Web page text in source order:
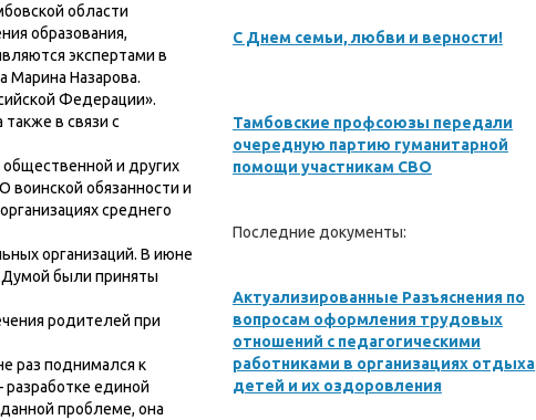
области
образования,
экспертами в
Марина Назарова.
Федерации».
в связи с
и других
воинской обязанности и
среднего
организаций. В июне
Думой были приняты
родителей при
раз поднимался к
единой
проблеме, она
С Днем семьи, любви и верности!
Тамбовские профсоюзы передали
очередную партию гуманитарной
помощи участникам СВО
Последние документы:
Актуализированные Разъяснения по
вопросам оформления трудовых
отношений с педагогическими
работниками в организациях отдыха
детей и их оздоровления